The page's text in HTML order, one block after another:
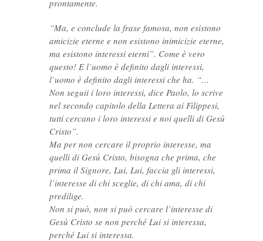
prontamente.
“Ma, e conclude la frase famosa, non esistono
amicizie eterne e non esistono inimicizie eterne,
ma esistono interessi eterni”. Come è vero
questo! E l’uomo è definito dagli interessi,
l’uomo è definito dagli interessi che ha. “…
Non seguii i loro interessi, dice Paolo, lo scrive
nel secondo capitolo della Lettera ai Filippesi,
tutti cercano i loro interessi e noi quelli di Gesù
Cristo”.
Ma per non cercare il proprio interesse, ma
quelli di Gesù Cristo, bisogna che prima, che
prima il Signore, Lui, Lui, faccia gli interessi,
l’interesse di chi sceglie, di chi ama, di chi
predilige.
Non si può, non si può cercare l’interesse di
Gesù Cristo se non perché Lui si interessa,
perché Lui si interessa.